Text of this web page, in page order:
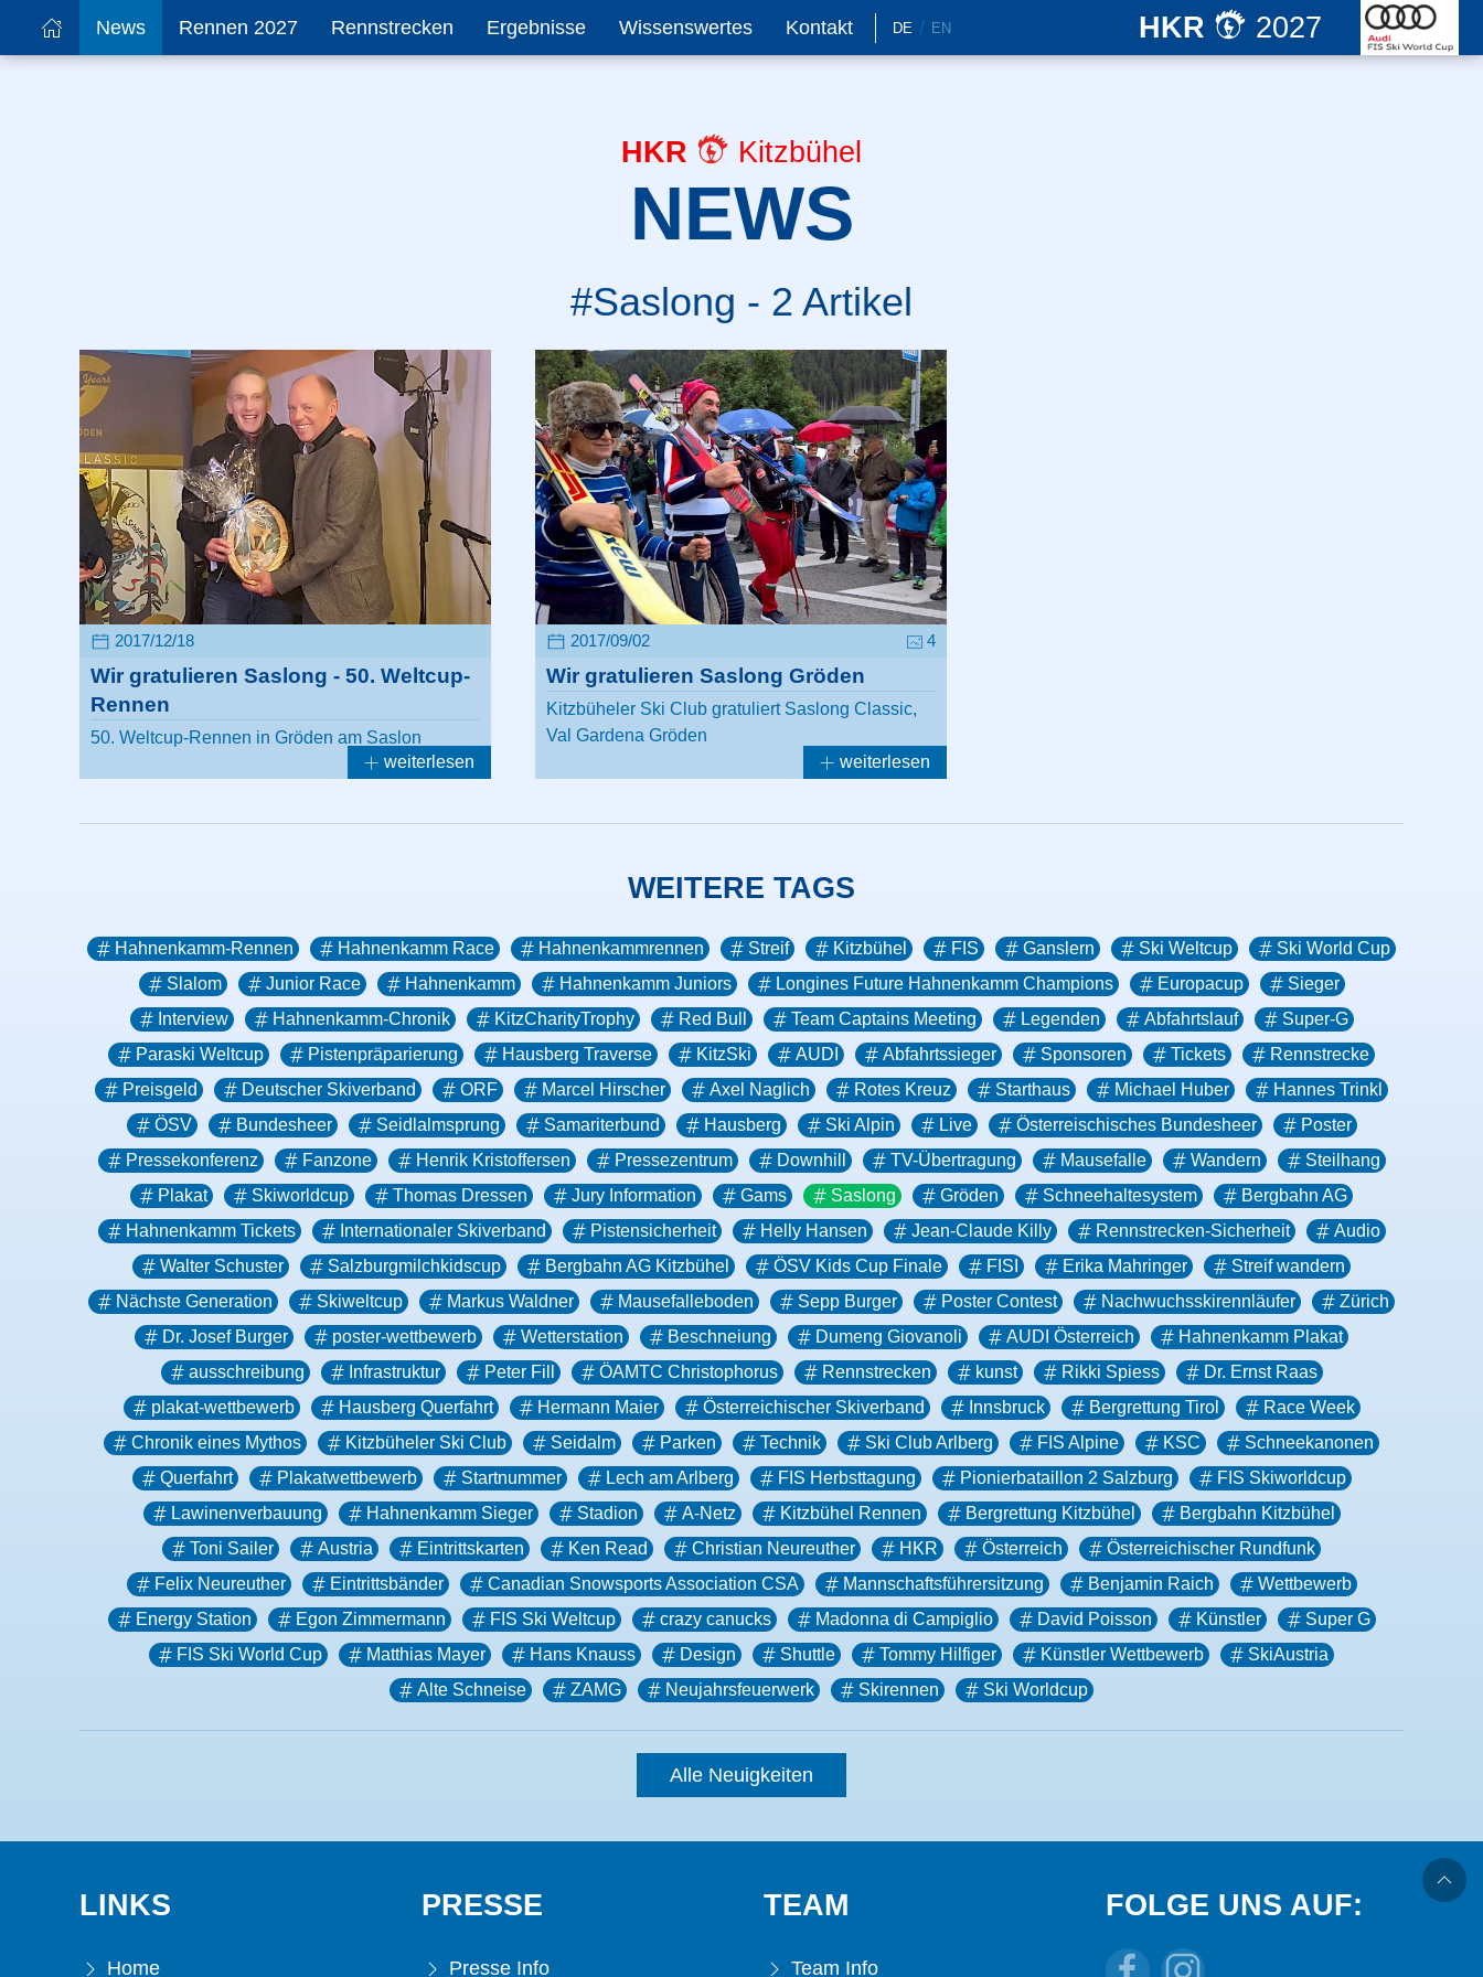
News Rennen 2027 Rennstrecken Ergebnisse Wissenswertes Kontakt DE EN HKR 2027
HKR Kitzbühel
NEWS
#Saslong - 2 Artikel
2017/12/18
Wir gratulieren Saslong - 50. Weltcup-
Rennen
50. Weltcup-Rennen in Gröden am Saslon
weiterlesen
2017/09/02 4
Wir gratulieren Saslong Gröden
Kitzbüheler Ski Club gratuliert Saslong Classic,
Val Gardena Gröden
weiterlesen
WEITERE TAGS
Hahnenkamm-Rennen Hahnenkamm Race Hahnenkammrennen Streif Kitzbühel FIS Ganslern Ski Weltcup
Ski World Cup
Slalom
Junior Race Hahnenkamm Hahnenkamm Juniors Longines Future Hahnenkamm Champions Europacup
Sieger
Interview
Hahnenkamm-Chronik KitzCharityTrophy Red Bull Team Captains Meeting Legenden Abfahrtslauf
Super-G
Paraski Weltcup
Pistenpräparierung Hausberg Traverse KitzSki AUDI Abfahrtssieger Sponsoren Tickets
Rennstrecke
Preisgeld
Deutscher Skiverband ORF Marcel Hirscher Axel Naglich Rotes Kreuz Starthaus Michael Huber
Hannes Trinkl
ÖSV
Bundesheer Seidlalmsprung Samariterbund Hausberg Ski Alpin Live Österreischisches Bundesheer
Poster
Pressekonferenz
Fanzone Henrik Kristoffersen Pressezentrum Downhill TV-Übertragung Mausefalle Wandern
Steilhang
Plakat
Skiworldcup Thomas Dressen Jury Information Gams Saslong Gröden Schneehaltesystem
Bergbahn AG
Hahnenkamm Tickets
Internationaler Skiverband Pistensicherheit Helly Hansen Jean-Claude Killy Rennstrecken-Sicherheit
Audio
Walter Schuster
Salzburgmilchkidscup Bergbahn AG Kitzbühel ÖSV Kids Cup Finale FISI Erika Mahringer
Streif wandern
Nächste Generation
Skiweltcup Markus Waldner Mausefalleboden Sepp Burger Poster Contest Nachwuchsskirennläufer
Zürich
Dr. Josef Burger
poster-wettbewerb Wetterstation Beschneiung Dumeng Giovanoli AUDI Österreich
Hahnenkamm Plakat
ausschreibung
Infrastruktur Peter Fill ÖAMTC Christophorus Rennstrecken kunst Rikki Spiess
Dr. Ernst Raas
plakat-wettbewerb
Hausberg Querfahrt Hermann Maier Österreichischer Skiverband Innsbruck Bergrettung Tirol
Race Week
Chronik eines Mythos
Kitzbüheler Ski Club Seidalm Parken Technik Ski Club Arlberg FIS Alpine KSC
Schneekanonen
Querfahrt
Plakatwettbewerb Startnummer Lech am Arlberg FIS Herbsttagung Pionierbataillon 2 Salzburg
FIS Skiworldcup
Lawinenverbauung
Hahnenkamm Sieger Stadion A-Netz Kitzbühel Rennen Bergrettung Kitzbühel
Bergbahn Kitzbühel
Toni Sailer
Austria Eintrittskarten Ken Read Christian Neureuther HKR Österreich
Österreichischer Rundfunk
Felix Neureuther
Eintrittsbänder Canadian Snowsports Association CSA Mannschaftsführersitzung Benjamin Raich
Wettbewerb
Energy Station
Egon Zimmermann FIS Ski Weltcup crazy canucks Madonna di Campiglio David Poisson Künstler
Super G
FIS Ski World Cup
Matthias Mayer Hans Knauss Design Shuttle Tommy Hilfiger Künstler Wettbewerb
SkiAustria
Alte Schneise
ZAMG Neujahrsfeuerwerk Skirennen Ski Worldcup
Alle Neuigkeiten
LINKS
Home
PRESSE
Presse Info
TEAM
Team Info
FOLGE UNS AUF: